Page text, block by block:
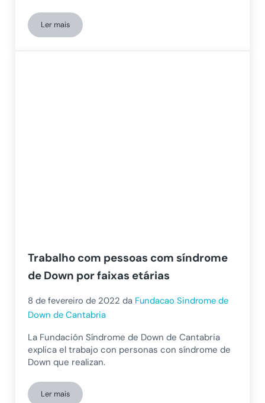
Ler maisIntervenção cognitiva em pessoas com Síndrome de Down
Trabalho com pessoas com síndrome
de Down por faixas etárias
8 de fevereiro de 2022 da Fundacao Sindrome de
Down de Cantabria
La Fundación Síndrome de Down de Cantabria
explica el trabajo con personas con síndrome de
Down que realizan.
Ler maisTrabalho com pessoas com síndrome de Down por faixas